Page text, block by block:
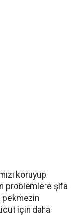
koruyup
problemlere şifa
pekmezin
için daha